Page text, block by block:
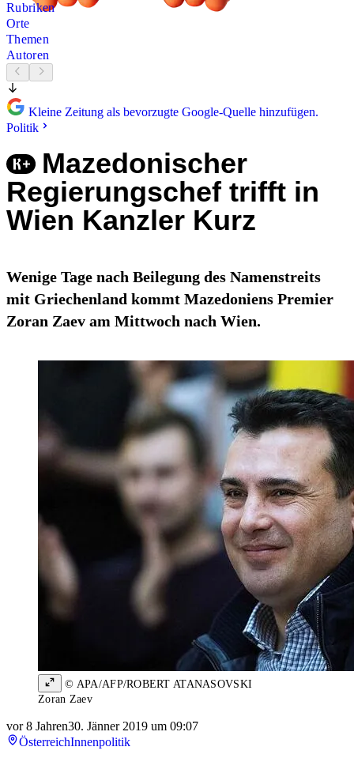
Rubriken
Orte
Themen
Autoren
Kleine Zeitung als bevorzugte Google-Quelle hinzufügen.
Politik
Mazedonischer
Regierungschef trifft in
Wien Kanzler Kurz
Wenige Tage nach Beilegung des Namenstreits
mit Griechenland kommt Mazedoniens Premier
Zoran Zaev am Mittwoch nach Wien.
© APA/AFP/ROBERT ATANASOVSKI
Zoran Zaev
vor 8 Jahren30. Jänner 2019 um 09:07
ÖsterreichInnenpolitik